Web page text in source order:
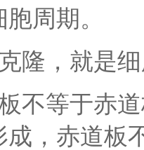
周期。
，就是细
等于赤道
成，赤道板